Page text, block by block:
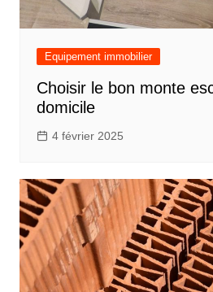
Equipement immobilier
Choisir le bon monte
domicile
4 février 2025